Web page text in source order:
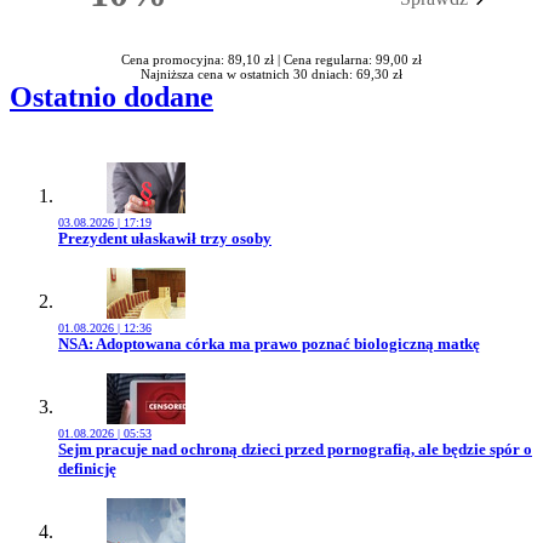
Rabatu
Cena promocyjna: 89,10 zł | Cena regularna: 99,00 zł
Najniższa cena w ostatnich 30 dniach: 69,30 zł
Ostatnio dodane
03.08.2026 | 17:19
Przejdź do artykułu:
Prezydent ułaskawił trzy osoby
01.08.2026 | 12:36
Przejdź do artykułu:
NSA: Adoptowana córka ma prawo poznać biologiczną matkę
01.08.2026 | 05:53
Przejdź do artykułu:
Sejm pracuje nad ochroną dzieci przed pornografią, ale będzie spór o
definicję